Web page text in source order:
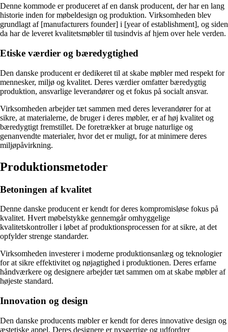
Denne kommode er produceret af en dansk producent, der har en lang
historie inden for møbeldesign og produktion. Virksomheden blev
grundlagt af [manufacturers founder] i [year of establishment], og siden
da har de leveret kvalitetsmøbler til tusindvis af hjem over hele verden.
Etiske værdier og bæredygtighed
Den danske producent er dedikeret til at skabe møbler med respekt for
mennesker, miljø og kvalitet. Deres værdier omfatter bæredygtig
produktion, ansvarlige leverandører og et fokus på socialt ansvar.
Virksomheden arbejder tæt sammen med deres leverandører for at
sikre, at materialerne, de bruger i deres møbler, er af høj kvalitet og
bæredygtigt fremstillet. De foretrækker at bruge naturlige og
genanvendte materialer, hvor det er muligt, for at minimere deres
miljøpåvirkning.
Produktionsmetoder
Betoningen af kvalitet
Denne danske producent er kendt for deres kompromisløse fokus på
kvalitet. Hvert møbelstykke gennemgår omhyggelige
kvalitetskontroller i løbet af produktionsprocessen for at sikre, at det
opfylder strenge standarder.
Virksomheden investerer i moderne produktionsanlæg og teknologier
for at sikre effektivitet og nøjagtighed i produktionen. Deres erfarne
håndværkere og designere arbejder tæt sammen om at skabe møbler af
højeste standard.
Innovation og design
Den danske producents møbler er kendt for deres innovative design og
æstetiske appel. Deres designere er nysgerrige og udfordrer